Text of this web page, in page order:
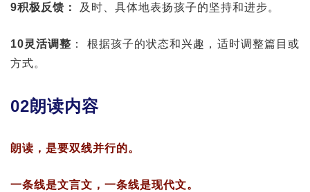
9积极反馈： 及时、具体地表扬孩子的坚持和进步。
10灵活调整 ： 根据孩子的状态和兴趣，适时调整篇目或
方式。
02朗读内容
朗读，是要双线并行的。
一条线是文言文，一条线是现代文。